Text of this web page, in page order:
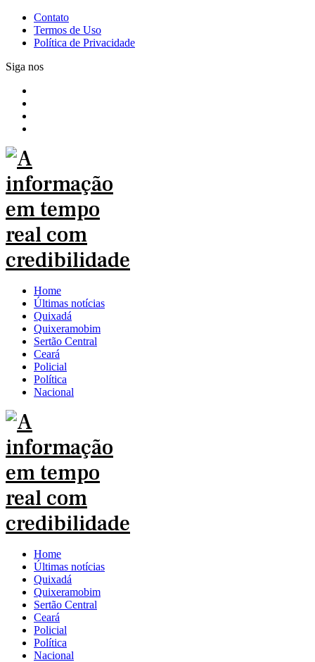
Contato
Termos de Uso
Política de Privacidade
Siga nos
Home
Últimas notícias
Quixadá
Quixeramobim
Sertão Central
Ceará
Policial
Política
Nacional
Home
Últimas notícias
Quixadá
Quixeramobim
Sertão Central
Ceará
Policial
Política
Nacional